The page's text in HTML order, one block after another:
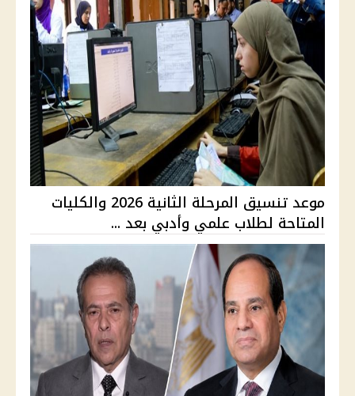
موعد تنسيق المرحلة الثانية 2026 والكليات
المتاحة لطلاب علمي وأدبي بعد ...